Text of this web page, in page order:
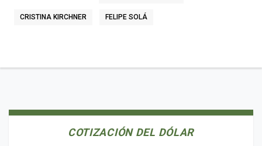
CRISTINA KIRCHNER FELIPE SOLÁ
COTIZACIÓN DEL DÓLAR